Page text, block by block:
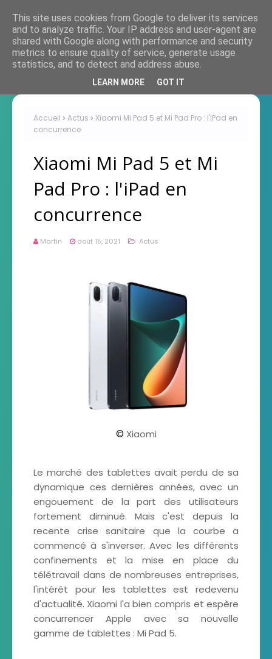
Accueil Actus
Xiaomi Mi Pad 5 et Mi Pad Pro : l'iPad en
concurrence
Xiaomi Mi Pad 5 et Mi
Pad Pro : l'iPad en
concurrence
Martin août 15, 2021 Actus
© Xiaomi
Le marché des tablettes avait perdu de sa
dynamique ces dernières années, avec un
engouement de la part des utilisateurs
fortement diminué. Mais c'est depuis la
recente crise sanitaire que la courbe a
commencé à s'inverser. Avec les différents
confinements et la mise en place du
télétravail dans de nombreuses entreprises,
l'intérêt pour les tablettes est redevenu
d'actualité. Xiaomi l'a bien compris et espère
concurrencer Apple avec sa nouvelle
gamme de tablettes : Mi Pad 5.
This site uses cookies from Google to deliver its services
and to analyze traffic. Your IP address and user-agent are
shared with Google along with performance and security
metrics to ensure quality of service, generate usage
statistics, and to detect and address abuse.
LEARN MORE GOT IT